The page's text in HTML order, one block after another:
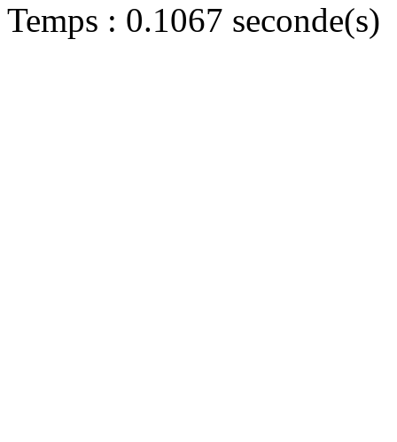
Temps : 0.1067 seconde(s)